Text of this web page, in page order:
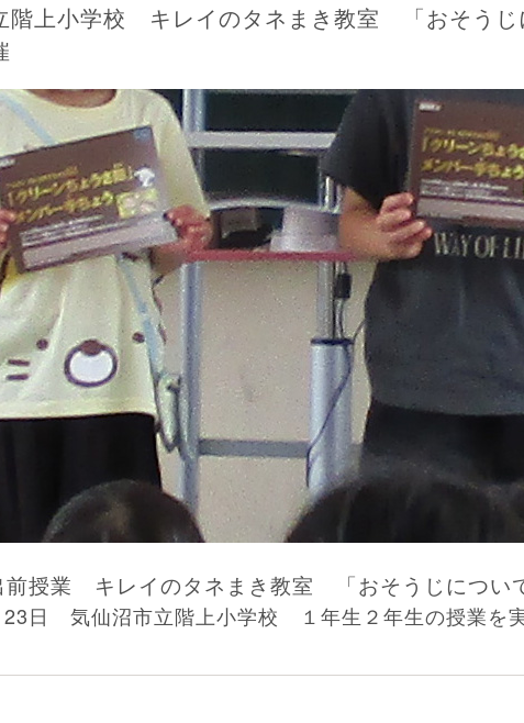
階上小学校 キレイのタネまき教室 「おそうじ
前授業 キレイのタネまき教室 「おそうじについ
日 気仙沼市立階上小学校 １年生２年生の授業を実